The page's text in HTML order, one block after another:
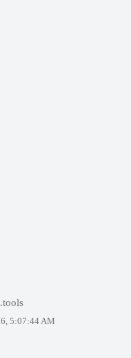
5:07:44 AM